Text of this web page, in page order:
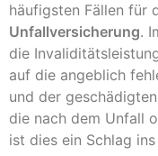
häufigsten Fällen für
Unfallversicherung.
die
auf die angeblich
und der
die nach dem Unfall
ist dies ein Schlag